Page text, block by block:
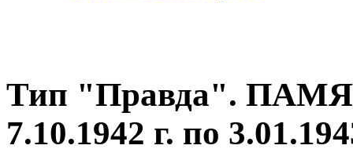
Тип "Правда".
7.10.1942 г. по